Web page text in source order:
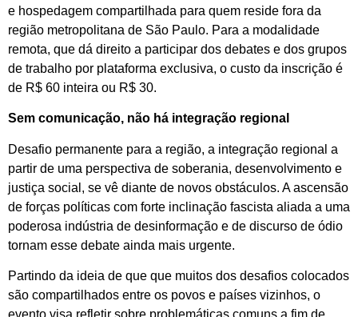
e hospedagem compartilhada para quem reside fora da
região metropolitana de São Paulo. Para a modalidade
remota, que dá direito a participar dos debates e dos grupos
de trabalho por plataforma exclusiva, o custo da inscrição é
de R$ 60 inteira ou R$ 30.
Sem comunicação, não há integração regional
Desafio permanente para a região, a integração regional a
partir de uma perspectiva de soberania, desenvolvimento e
justiça social, se vê diante de novos obstáculos. A ascensão
de forças políticas com forte inclinação fascista aliada a uma
poderosa indústria de desinformação e de discurso de ódio
tornam esse debate ainda mais urgente.
Partindo da ideia de que que muitos dos desafios colocados
são compartilhados entre os povos e países vizinhos, o